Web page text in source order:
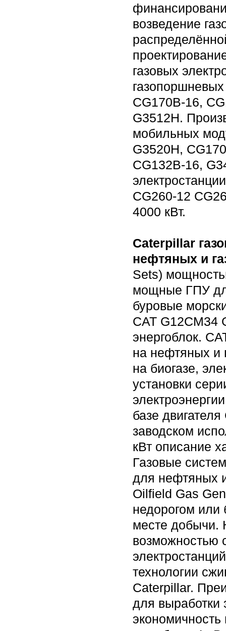
возведение
газовых
CG170B-16,
G3512H.
мобильных
G3520H,
CG132B-16,
CG260-12
4000 кВт.
Caterpillar
нефтяных и
Sets)
мощные ГПУ
буровые
CAT G12CM34
энергоблок.
на нефтяных и
на биогазе,
установки
базе
заводском
кВт описание
Газовые
для нефтяных
Oilfield Gas
недорогом или
месте добычи.
возможностью
технологии
Caterpillar.
для выработки